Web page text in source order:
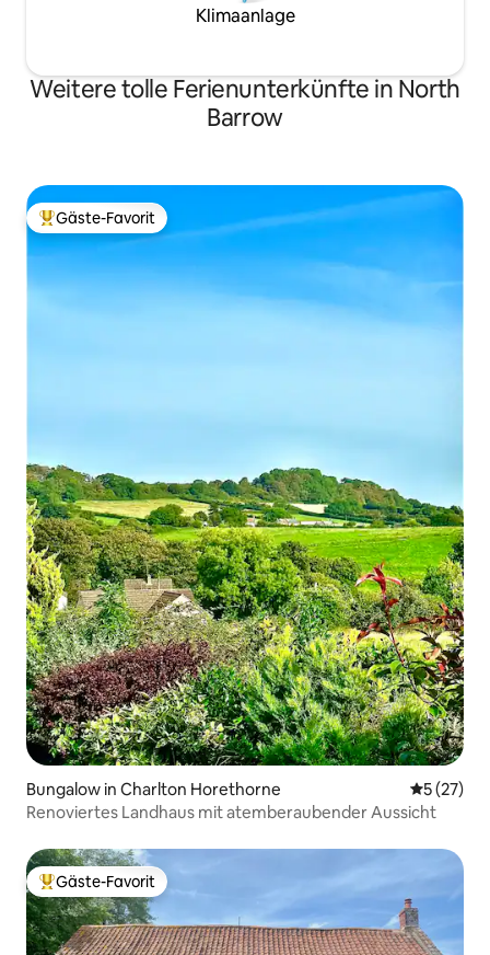
Klimaanlage
Weitere tolle Ferienunterkünfte in North
Barrow
Beliebter Gäste-Favorit.
Gäste-Favorit
Bungalow in Charlton Horethorne
5 (27)
Renoviertes Landhaus mit atemberaubender Aussicht
Beliebter Gäste-Favorit.
Gäste-Favorit